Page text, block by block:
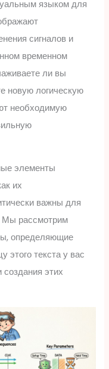
языком для
сигналов и
временном
ли вы
новую логическую
необходимую
элементы
их
важны для
Мы рассмотрим
определяющие
этого текста у вас
этих